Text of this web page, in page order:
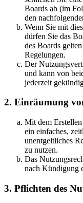
Boards ab (im
den
Wenn Sie mit
dürfen Sie das
des Boards
Regelungen.
Der
und kann von
jederzeit
2. Einräumung
Mit dem
ein einfaches,
unentgeltliches
zu nutzen.
Das
nach Kündigung
3. Pflichten des